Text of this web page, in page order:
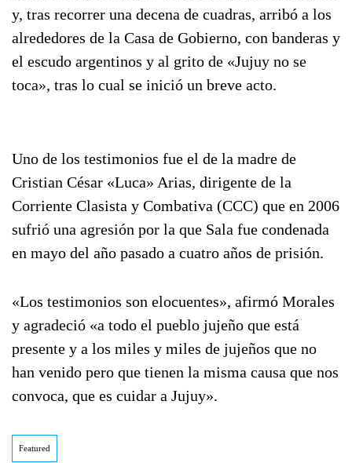
y, tras recorrer una decena de cuadras, arribó a los
alrededores de la Casa de Gobierno, con banderas y
el escudo argentinos y al grito de «Jujuy no se
toca», tras lo cual se inició un breve acto.
Uno de los testimonios fue el de la madre de
Cristian César «Luca» Arias, dirigente de la
Corriente Clasista y Combativa (CCC) que en 2006
sufrió una agresión por la que Sala fue condenada
en mayo del año pasado a cuatro años de prisión.
«Los testimonios son elocuentes», afirmó Morales
y agradeció «a todo el pueblo jujeño que está
presente y a los miles y miles de jujeños que no
han venido pero que tienen la misma causa que nos
convoca, que es cuidar a Jujuy».
Featured